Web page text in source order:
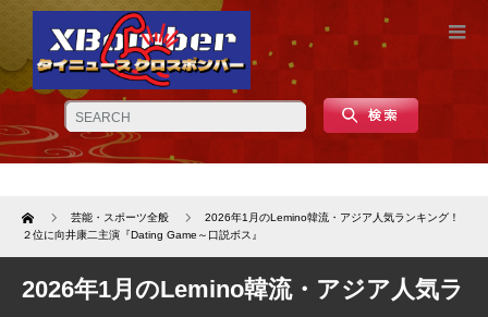
Home 芸能・スポーツ全般
2026年1月のLemino韓流・アジア人気ランキング！
２位に向井康二主演『Dating Game～口説ボス』
2026年1月のLemino韓流・アジア人気ラ